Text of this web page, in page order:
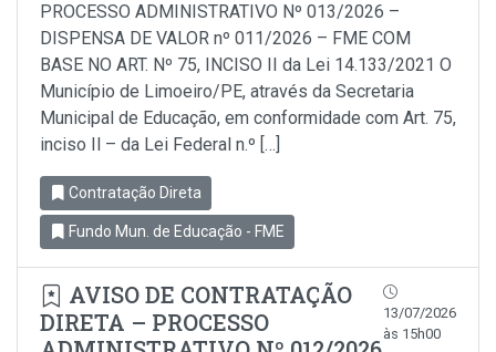
PROCESSO ADMINISTRATIVO Nº 013/2026 –
DISPENSA DE VALOR nº 011/2026 – FME COM
BASE NO ART. Nº 75, INCISO II da Lei 14.133/2021 O
Município de Limoeiro/PE, através da Secretaria
Municipal de Educação, em conformidade com Art. 75,
inciso Il – da Lei Federal n.º […]
Contratação Direta
Fundo Mun. de Educação - FME
AVISO DE CONTRATAÇÃO
DIRETA – PROCESSO
13/07/2026
às 15h00